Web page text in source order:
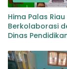
Hima Palas Riau
Berkolaborasi
Dinas
SMP se-
Lawas